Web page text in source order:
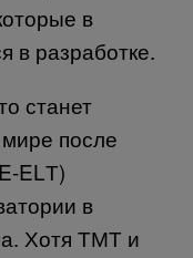
в
в разработке.
станет
после
ELТ)
в
Хотя ТМТ и